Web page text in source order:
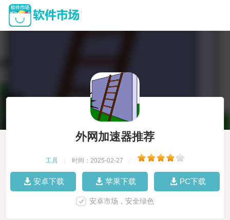
外网加速器推荐
工具 时间：2025-02-27
安卓下载 苹果下载 PC下载
安卓市场，安全绿色